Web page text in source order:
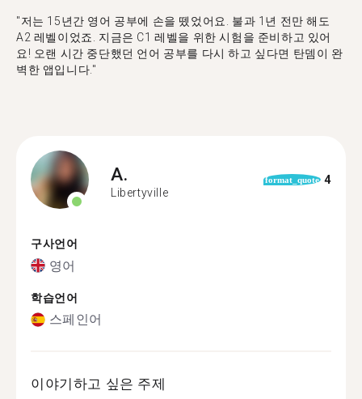
"저는 15년간 영어 공부에 손을 뗐었어요. 불과 1년 전만 해도
A2 레벨이었죠. 지금은 C1 레벨을 위한 시험을 준비하고 있어
요! 오랜 시간 중단했던 언어 공부를 다시 하고 싶다면 탄뎀이 완
벽한 앱입니다."
A.
Libertyville
format_quote 4
구사언어
영어
학습언어
스페인어
이야기하고 싶은 주제